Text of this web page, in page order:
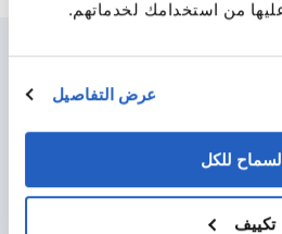
من استخدامك لخدماتهم.
عرض التفاصيل
للكل
تكييف